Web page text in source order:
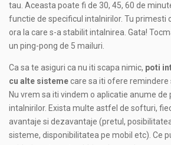
tau. Aceasta poate fi de 30, 45, 60 de
functie de specificul intalnirilor. Tu primesti
ora la care s-a stabilit intalnirea. Gata!
un ping-pong de 5 mailuri.
Ca sa te asiguri ca nu iti scapa nimic, poti
cu alte sistemecare sa iti ofere remindere
Nu vrem sa iti vindem o aplicatie anume de
intalnirilor. Exista multe astfel de softuri,
avantaje si dezavantaje (pretul,
sisteme, disponibilitatea pe mobil etc). Ce